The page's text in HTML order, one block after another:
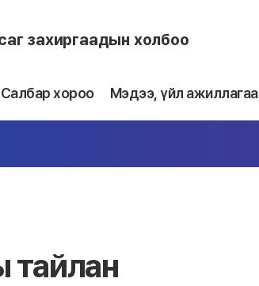
захиргаадын холбоо
Салбар хороо Мэдээ, үйл ажиллагаа
тайлан